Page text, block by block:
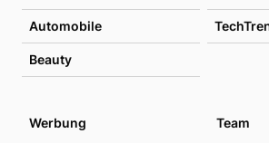
Automobile
Beauty
Werbung
Team